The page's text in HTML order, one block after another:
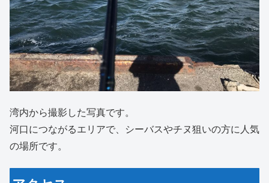
湾内から撮影した写真です。
河口につながるエリアで、シーバスやチヌ狙いの方に人気
の場所です。